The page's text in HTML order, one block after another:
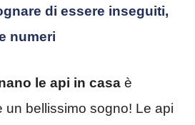
di essere inseguiti,
numeri
le api in casa è
un bellissimo sogno! Le api